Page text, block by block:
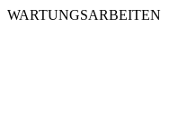
WARTUNGSARBEITEN